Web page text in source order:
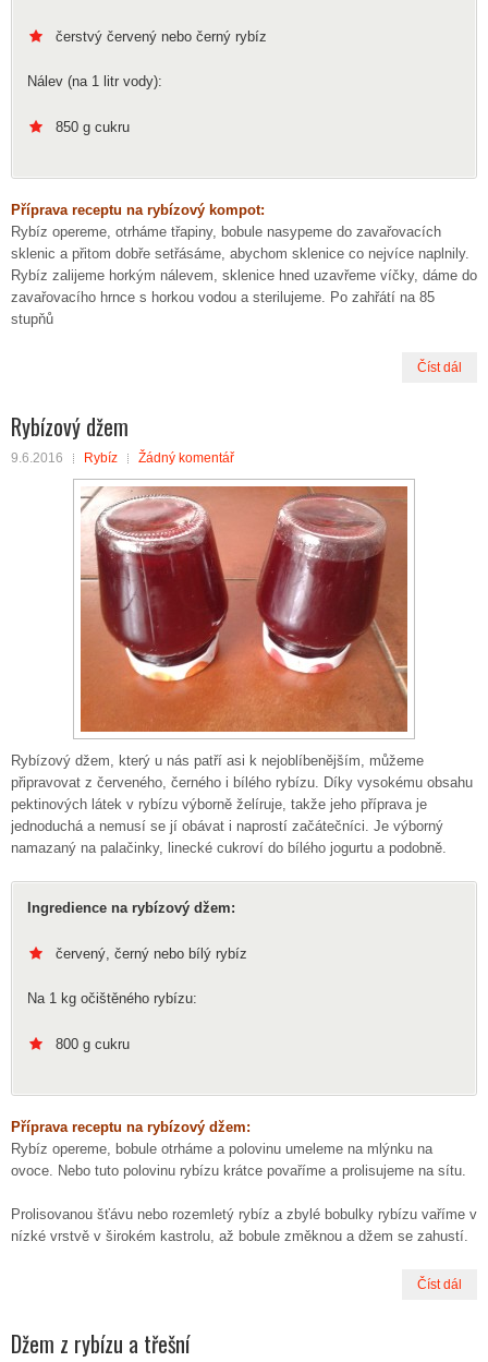
čerstvý červený nebo černý rybíz
Nálev (na 1 litr vody):
850 g cukru
Příprava receptu na rybízový kompot:
Rybíz opereme, otrháme třapiny, bobule nasypeme do zavařovacích
sklenic a přitom dobře setřásáme, abychom sklenice co nejvíce naplnily.
Rybíz zalijeme horkým nálevem, sklenice hned uzavřeme víčky, dáme do
zavařovacího hrnce s horkou vodou a sterilujeme. Po zahřátí na 85
stupňů
Číst dál
Rybízový džem
9.6.2016 Rybíz Žádný komentář
Rybízový džem, který u nás patří asi k nejoblíbenějším, můžeme
připravovat z červeného, černého i bílého rybízu. Díky vysokému obsahu
pektinových látek v rybízu výborně želíruje, takže jeho příprava je
jednoduchá a nemusí se jí obávat i naprostí začátečníci. Je výborný
namazaný na palačinky, linecké cukroví do bílého jogurtu a podobně.
Ingredience na rybízový džem:
červený, černý nebo bílý rybíz
Na 1 kg očištěného rybízu:
800 g cukru
Příprava receptu na rybízový džem:
Rybíz opereme, bobule otrháme a polovinu umeleme na mlýnku na
ovoce. Nebo tuto polovinu rybízu krátce povaříme a prolisujeme na sítu.
Prolisovanou šťávu nebo rozemletý rybíz a zbylé bobulky rybízu vaříme v
nízké vrstvě v širokém kastrolu, až bobule změknou a džem se zahustí.
Číst dál
Džem z rybízu a třešní